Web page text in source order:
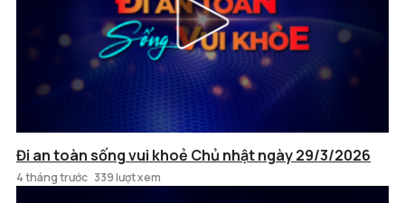
Đi an toàn sống vui khoẻ Chủ nhật ngày 29/3/2026
4 tháng trước 339 lượt xem